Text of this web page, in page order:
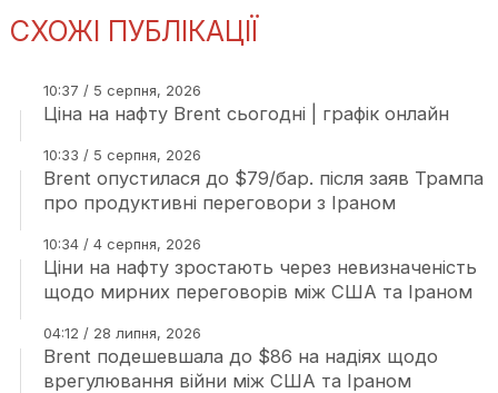
СХОЖІ ПУБЛІКАЦІЇ
10:37 / 5 серпня, 2026
Ціна на нафту Brent сьогодні | графік онлайн
10:33 / 5 серпня, 2026
Brent опустилася до $79/бар. після заяв Трампа
про продуктивні переговори з Іраном
10:34 / 4 серпня, 2026
Ціни на нафту зростають через невизначеність
щодо мирних переговорів між США та Іраном
04:12 / 28 липня, 2026
Brent подешевшала до $86 на надіях щодо
врегулювання війни між США та Іраном